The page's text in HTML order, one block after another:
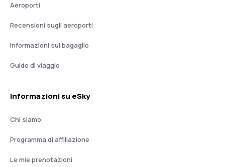
Aeroporti
Recensioni sugli aeroporti
Informazioni sul bagaglio
Guide di viaggio
Informazioni su eSky
Chi siamo
Programma di affiliazione
Le mie prenotazioni